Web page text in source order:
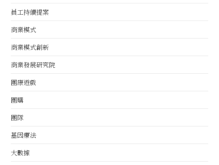
員工持續提案
商業模式
商業模式創新
商業發展研究院
團康遊戲
團購
團隊
基因療法
大數據